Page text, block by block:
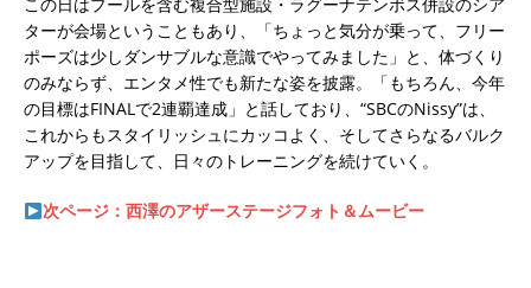
ターが会場ということもあり、「ちょっと気分が乗って、フリー
ポーズは少しダンサブルな意識でやってみました」と、体づくり
のみならず、エンタメ性でも新たな姿を披露。「もちろん、今年
の目標はFINALで2連覇達成」と話しており、“SBCのNissy”は、
これからもスタイリッシュにカッコよく、そしてさらなるバルク
アップを目指して、日々のトレーニングを続けていく。
次ページ：西澤のアザーステージフォト＆ムービー